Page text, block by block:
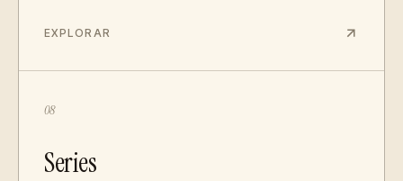
EXPLORAR
08
Series